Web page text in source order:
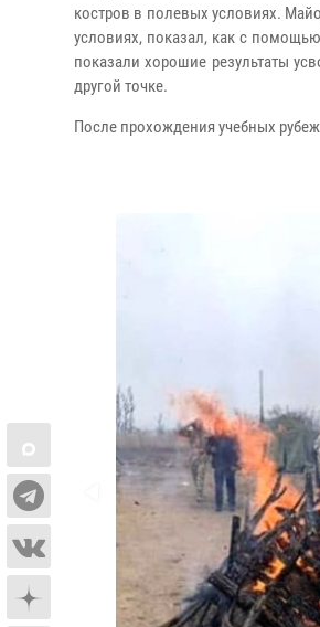
костров в полевых условиях.
условиях, показал, как с
показали хорошие результаты
другой точке.
После прохождения учебных